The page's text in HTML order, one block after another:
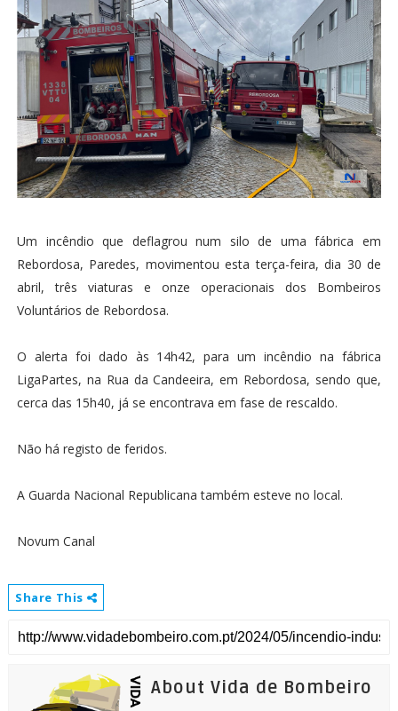
Um incêndio que deflagrou num silo de uma fábrica em
Rebordosa, Paredes, movimentou esta terça-feira, dia 30 de
abril, três viaturas e onze operacionais dos Bombeiros
Voluntários de Rebordosa.
O alerta foi dado às 14h42, para um incêndio na fábrica
LigaPartes, na Rua da Candeeira, em Rebordosa, sendo que,
cerca das 15h40, já se encontrava em fase de rescaldo.
Não há registo de feridos.
A Guarda Nacional Republicana também esteve no local.
Novum Canal
Share This
About Vida de Bombeiro